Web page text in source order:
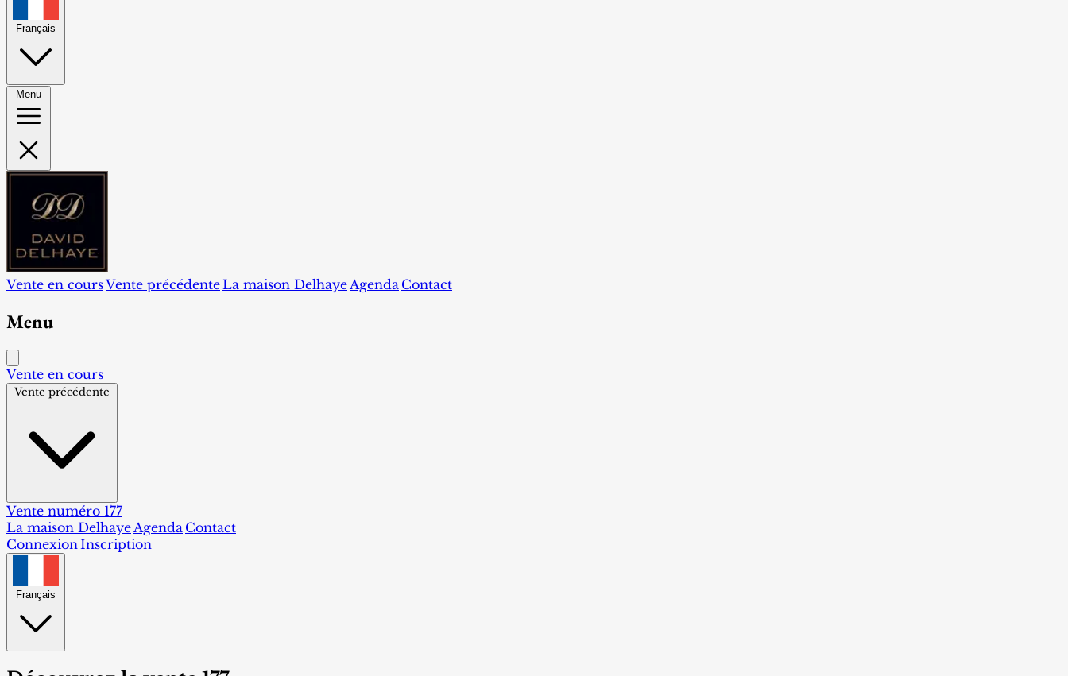
Français
Menu
Vente en coursVente précédente La maison Delhaye Agenda Contact
Menu
Vente en cours
Vente précédente
Vente numéro 177
La maison DelhayeAgenda Contact
ConnexionInscription
Français